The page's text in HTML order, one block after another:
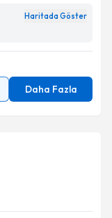
Haritada Göster
Daha Fazla